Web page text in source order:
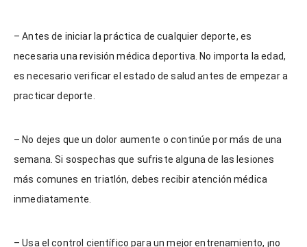
– Antes de iniciar la práctica de cualquier deporte, es
necesaria una revisión médica deportiva. No importa la edad,
es necesario verificar el estado de salud antes de empezar a
practicar deporte.
– No dejes que un dolor aumente o continúe por más de una
semana. Si sospechas que sufriste alguna de las lesiones
más comunes en triatlón, debes recibir atención médica
inmediatamente.
– Usa el control científico para un mejor entrenamiento, ¡no